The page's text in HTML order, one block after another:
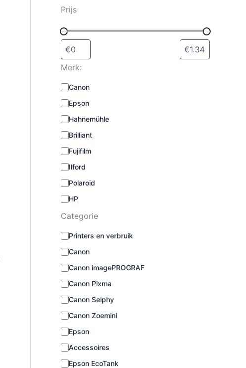
s
l
e
t
e
e
n
Prijs
Merk:
M
r
k
:
Canon
Epson
Hahnemühle
Brilliant
Fujifilm
Ilford
Polaroid
HP
Categorie
C
t
e
g
o
i
e
Printers en verbruik
Canon
Canon imagePROGRAF
Canon Pixma
Canon Selphy
Canon Zoemini
Epson
Accessoires
Epson EcoTank